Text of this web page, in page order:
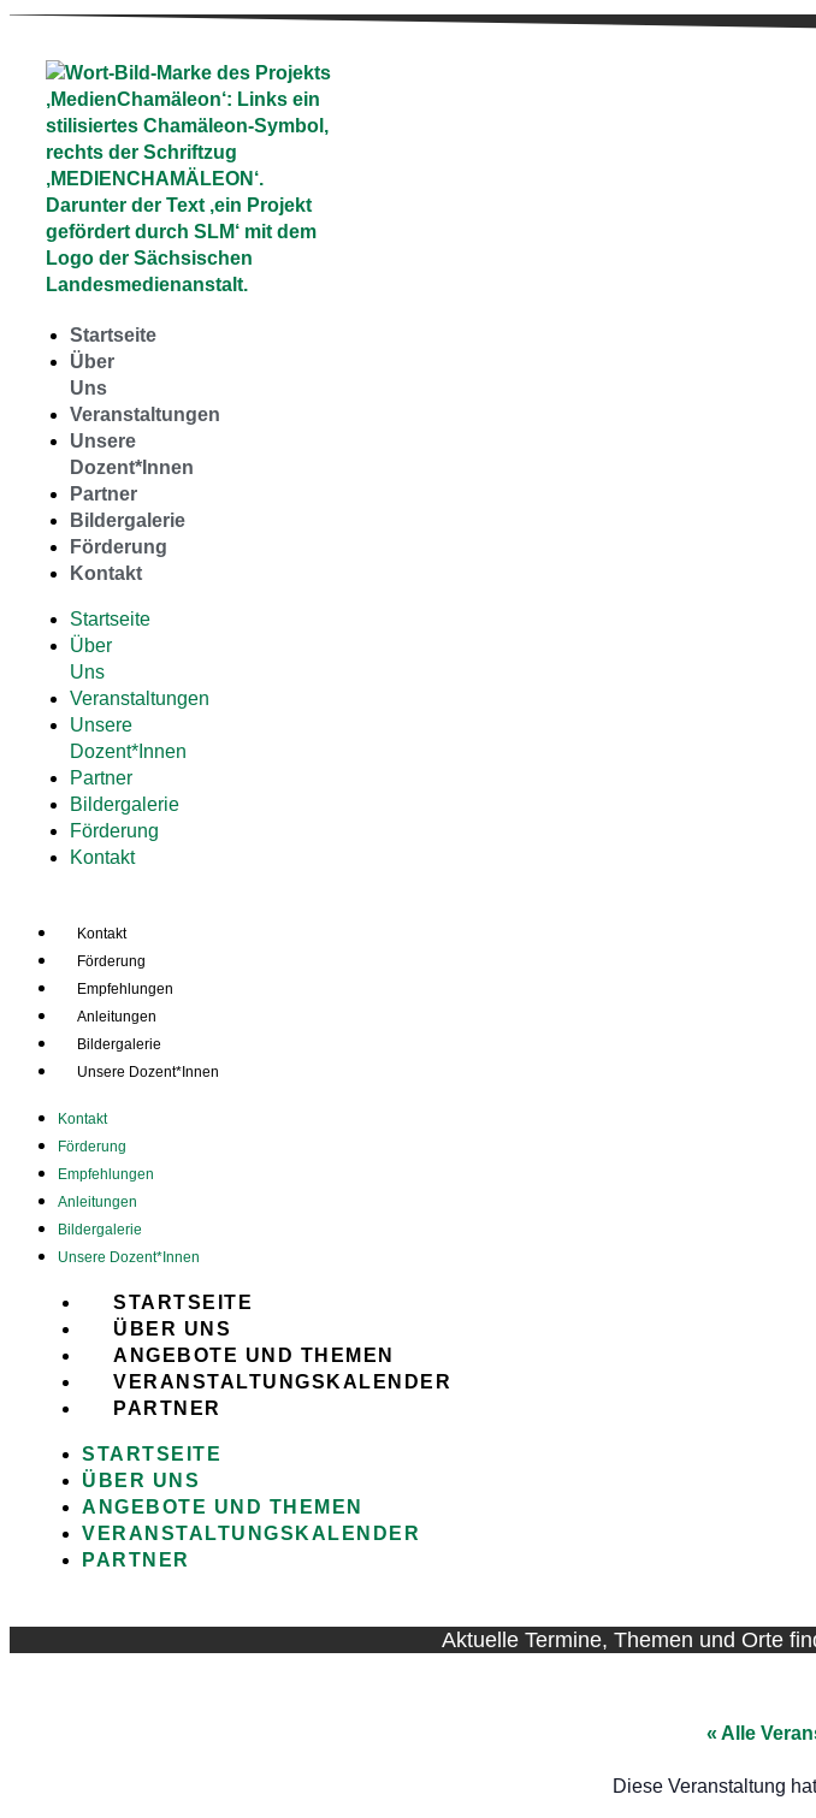
Startseite
Über
Uns
Veranstaltungen
Unsere
Dozent*Innen
Partner
Bildergalerie
Förderung
Kontakt
Startseite
Über
Uns
Veranstaltungen
Unsere
Dozent*Innen
Partner
Bildergalerie
Förderung
Kontakt
Kontakt
Förderung
Empfehlungen
Anleitungen
Bildergalerie
Unsere Dozent*Innen
Kontakt
Förderung
Empfehlungen
Anleitungen
Bildergalerie
Unsere Dozent*Innen
STARTSEITE
ÜBER UNS
ANGEBOTE UND THEMEN
VERANSTALTUNGSKALENDER
PARTNER
STARTSEITE
ÜBER UNS
ANGEBOTE UND THEMEN
VERANSTALTUNGSKALENDER
PARTNER
Aktuelle Termine, Themen und Orte
« Alle
Diese Veranstaltung